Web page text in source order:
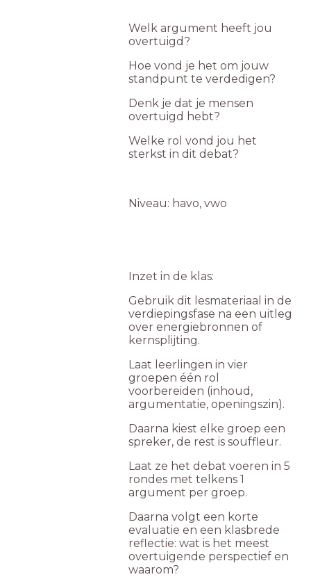
Welk argument heeft jou
overtuigd?
Hoe vond je het om jouw
standpunt te verdedigen?
Denk je dat je mensen
overtuigd hebt?
Welke rol vond jou het
sterkst in dit debat?
Niveau: havo, vwo
Inzet in de klas:
Gebruik dit lesmateriaal in de
verdiepingsfase na een uitleg
over energiebronnen of
kernsplijting.
Laat leerlingen in vier
groepen één rol
voorbereiden (inhoud,
argumentatie, openingszin).
Daarna kiest elke groep een
spreker, de rest is souffleur.
Laat ze het debat voeren in 5
rondes met telkens 1
argument per groep.
Daarna volgt een korte
evaluatie en een klasbrede
reflectie: wat is het meest
overtuigende perspectief en
waarom?